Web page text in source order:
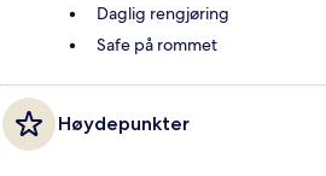
Daglig rengjøring
Safe på rommet
Høydepunkter